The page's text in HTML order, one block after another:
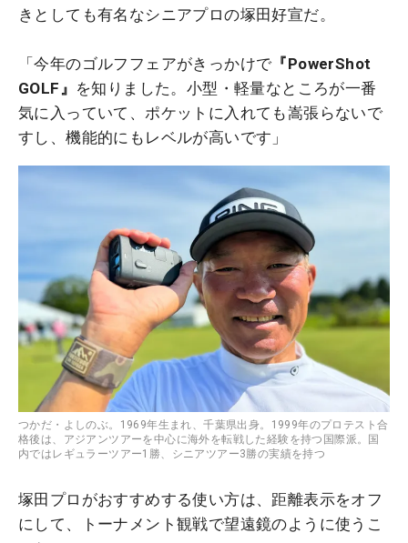
きとしても有名なシニアプロの塚田好宣だ。
「今年のゴルフフェアがきっかけで 『PowerShot
GOLF』 を知りました。小型・軽量なところが一番
気に入っていて、ポケットに入れても嵩張らないで
すし、機能的にもレベルが高いです」
つかだ・よしのぶ。1969年生まれ、千葉県出身。1999年のプロテスト合
格後は、アジアンツアーを中心に海外を転戦した経験を持つ国際派。国
内ではレギュラーツアー1勝、シニアツアー3勝の実績を持つ
塚田プロがおすすめする使い方は、距離表示をオフ
にして、トーナメント観戦で望遠鏡のように使うこ